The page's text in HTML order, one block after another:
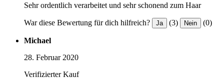
Sehr ordentlich verarbeitet und sehr schonend zum Haar
War diese Bewertung für dich hilfreich? Ja (3) Nein (0)
Michael
28. Februar 2020
Verifizierter Kauf